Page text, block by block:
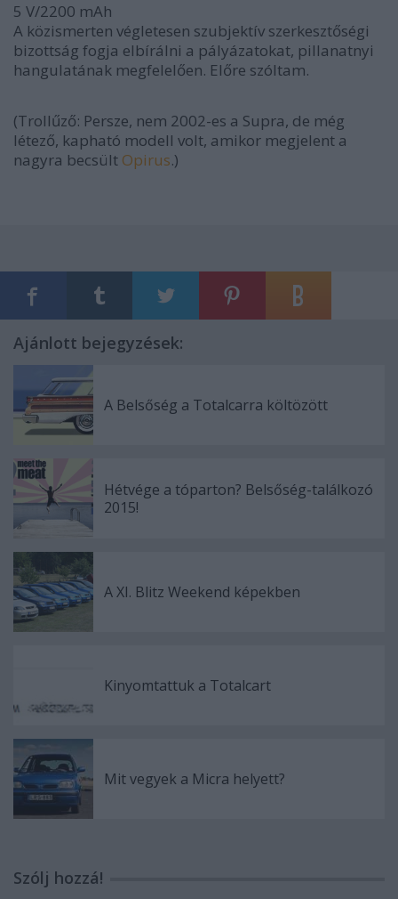
5 V/2200 mAh
A közismerten végletesen szubjektív szerkesztőségi
bizottság fogja elbírálni a pályázatokat, pillanatnyi
hangulatának megfelelően. Előre szóltam.
(Trollűző: Persze, nem 2002-es a Supra, de még
létező, kapható modell volt, amikor megjelent a
nagyra becsült Opirus.)
Ajánlott bejegyzések:
A Belsőség a Totalcarra költözött
Hétvége a tóparton? Belsőség-találkozó
2015!
A XI. Blitz Weekend képekben
Kinyomtattuk a Totalcart
Mit vegyek a Micra helyett?
Szólj hozzá!